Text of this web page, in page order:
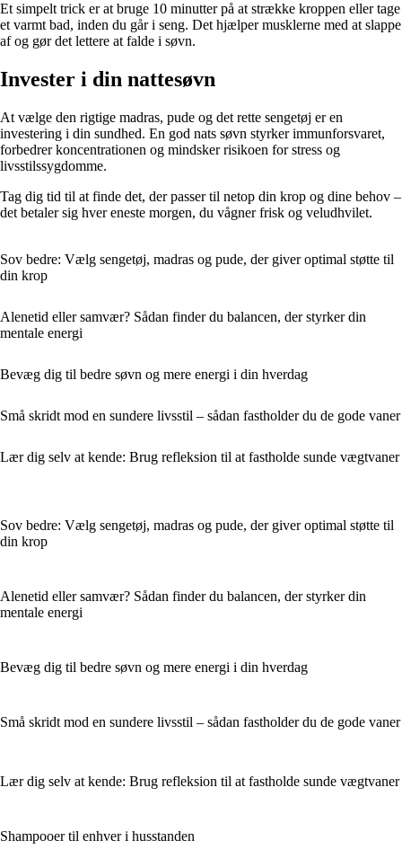
Et simpelt trick er at bruge 10 minutter på at strække kroppen eller tage
et varmt bad, inden du går i seng. Det hjælper musklerne med at slappe
af og gør det lettere at falde i søvn.
Invester i din nattesøvn
At vælge den rigtige madras, pude og det rette sengetøj er en
investering i din sundhed. En god nats søvn styrker immunforsvaret,
forbedrer koncentrationen og mindsker risikoen for stress og
livsstilssygdomme.
Tag dig tid til at finde det, der passer til netop din krop og dine behov –
det betaler sig hver eneste morgen, du vågner frisk og veludhvilet.
Sov bedre: Vælg sengetøj, madras og pude, der giver optimal støtte til
din krop
Alenetid eller samvær? Sådan finder du balancen, der styrker din
mentale energi
Bevæg dig til bedre søvn og mere energi i din hverdag
Små skridt mod en sundere livsstil – sådan fastholder du de gode vaner
Lær dig selv at kende: Brug refleksion til at fastholde sunde vægtvaner
Sov bedre: Vælg sengetøj, madras og pude, der giver optimal støtte til
din krop
Alenetid eller samvær? Sådan finder du balancen, der styrker din
mentale energi
Bevæg dig til bedre søvn og mere energi i din hverdag
Små skridt mod en sundere livsstil – sådan fastholder du de gode vaner
Lær dig selv at kende: Brug refleksion til at fastholde sunde vægtvaner
Shampooer til enhver i husstanden